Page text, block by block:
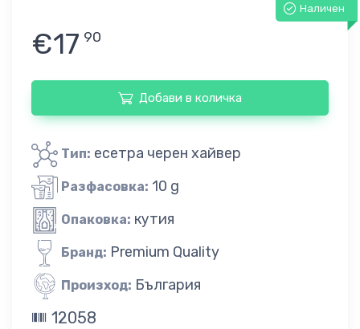
Наличен
€17 90
Добави в количка
Тип: есетра черен хайвер
Разфасовка: 10 g
Опаковка: кутия
Бранд: Premium Quality
Произход: България
12058